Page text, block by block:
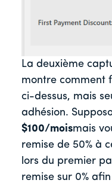
La deuxième
montre comment
ci-dessus, mais
adhésion.
$100/moismais
remise de 50% à
lors du premier
remise sur 0%